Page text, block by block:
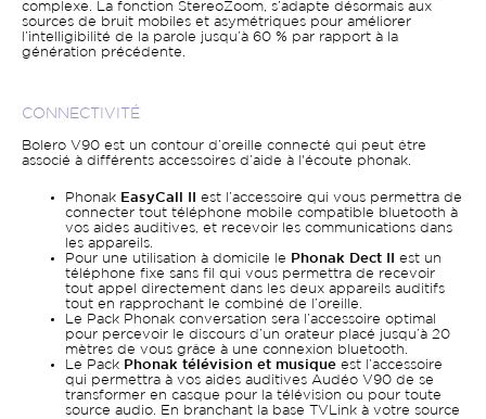
complexe. La fonction StereoZoom, s’adapte désormais aux
sources de bruit mobiles et asymétriques pour améliorer
l’intelligibilité de la parole jusqu’à 60 % par rapport à la
génération précédente.
CONNECTIVITÉ
Bolero V90 est un contour d’oreille connecté qui peut être
associé à différents accessoires d’aide à l'écoute phonak.
Phonak EasyCall II
est l’accessoire qui vous permettra de
connecter tout téléphone mobile compatible bluetooth à
vos aides auditives, et recevoir les communications dans
les appareils.
Pour une utilisation à domicile le
Phonak Dect II
est un
téléphone fixe sans fil qui vous permettra de recevoir
tout appel directement dans les deux appareils auditifs
tout en rapprochant le combiné de l’oreille.
Le Pack Phonak conversation sera l’accessoire optimal
pour percevoir le discours d’un orateur placé jusqu’à 20
mètres de vous grâce à une connexion bluetooth.
Le Pack Phonak télévision et musique est l’accessoire
qui permettra à vos aides auditives Audéo V90 de se
transformer en casque pour la télévision ou pour toute
source audio. En branchant la base TVLink à votre source